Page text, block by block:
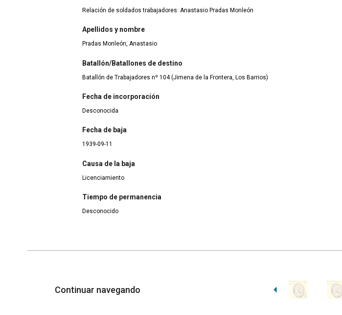
Relación de soldados trabajadores: Anastasio Pradas Monleón
Apellidos y nombre
Pradas Monleón, Anastasio
Batallón/Batallones de destino
Batallón de Trabajadores nº 104 (Jimena de la Frontera, Los Barrios)
Fecha de incorporación
Desconocida
Fecha de baja
1939-09-11
Causa de la baja
Licenciamiento
Tiempo de permanencia
Desconocido
Continuar navegando